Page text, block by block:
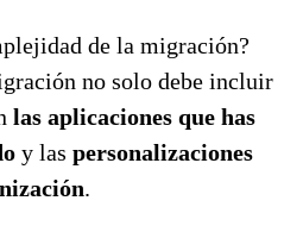
de la migración?
no solo debe incluir
las aplicaciones que has
y las personalizaciones
.